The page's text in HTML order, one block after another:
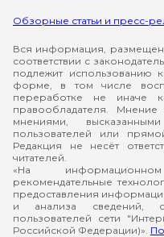
Обзорные статьи и пресс-
Вся информация,
соответствии с
подлежит
форме, в том числе
переработке не иначе
правообладателя.
мнениями,
пользователей или
Редакция не несёт
читателей.
«На
рекомендательные
предоставления
и анализа сведений,
пользователей сети
Российской Федерации)».